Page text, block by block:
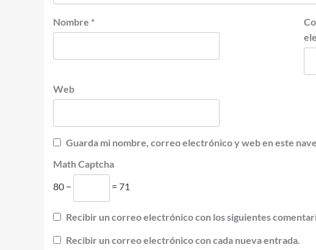
Nombre *
Web
Guarda mi nombre, correo electrónico y web en este
Math Captcha
80 −
= 71
Recibir un correo electrónico con los siguientes
Recibir un correo electrónico con cada nueva entrada.